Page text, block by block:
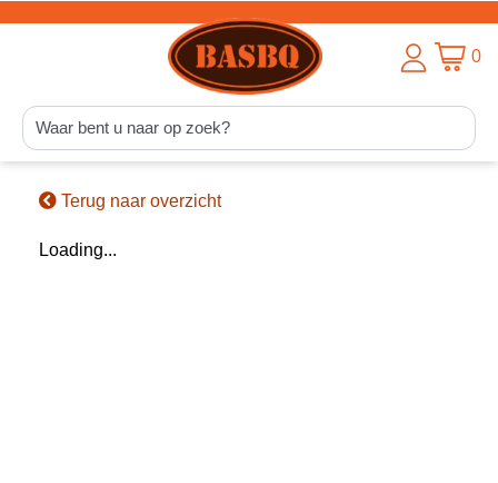
0
Terug naar overzicht
Loading...